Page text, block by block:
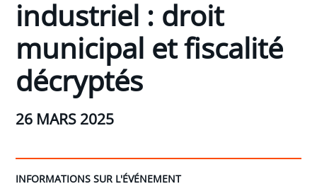
industriel : droit
municipal et fiscalité
décryptés
26 MARS 2025
INFORMATIONS SUR L'ÉVÉNEMENT